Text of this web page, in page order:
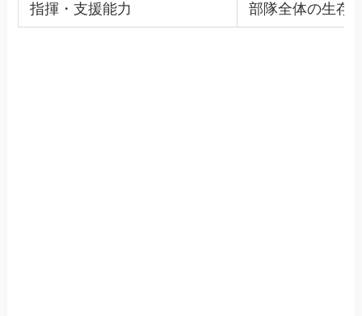
指揮・支援能力 部隊全体の生存